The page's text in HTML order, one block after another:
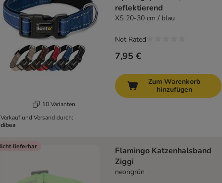
10 Varianten
Verkauf und Versand durch:
dibea
reflektierend
XS 20-30 cm / blau
7,95 €
Not Rated
Zum Warenkorb
hinzufügen
lieferbar
Flamingo Katzenhalsband
Ziggi
neongrün